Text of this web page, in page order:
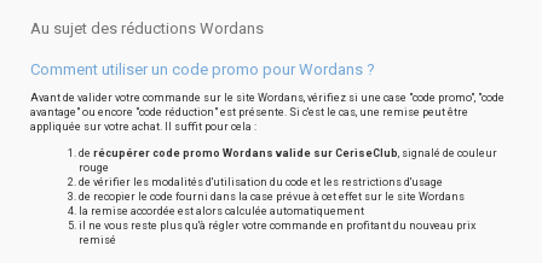
Au sujet des réductions Wordans
Comment utiliser un code promo pour Wordans ?
Avant de valider votre commande sur le site Wordans, vérifiez si une case "code promo", "code
avantage" ou encore "code réduction" est présente. Si c'est le cas, une remise peut être
appliquée sur votre achat. Il suffit pour cela :
de récupérer code promo Wordans valide sur CeriseClub, signalé de couleur
rouge
de vérifier les modalités d'utilisation du code et les restrictions d'usage
de recopier le code fourni dans la case prévue à cet effet sur le site Wordans
la remise accordée est alors calculée automatiquement
il ne vous reste plus qu'à régler votre commande en profitant du nouveau prix
remisé